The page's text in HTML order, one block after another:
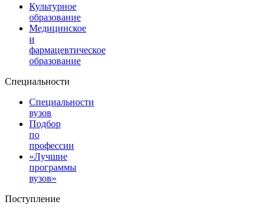
Культурное
образование
Медицинское
и
фармацевтическое
образование
Специальности
Специальности
вузов
Подбор
по
профессии
«Лучшие
программы
вузов»
Поступление